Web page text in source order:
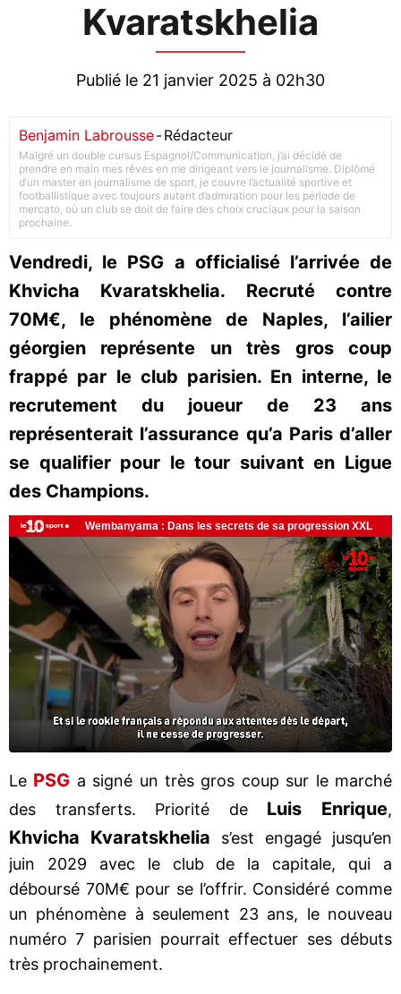
Kvaratskhelia
Publié le 21 janvier 2025 à 02h30
Benjamin Labrousse-Rédacteur
Malgré un double cursus Espagnol/Communication, j’ai décidé de
prendre en main mes rêves en me dirigeant vers le journalisme. Diplômé
d’un master en journalisme de sport, je couvre l’actualité sportive et
footballistique avec toujours autant d’admiration pour les période de
mercato, où un club se doit de faire des choix cruciaux pour la saison
prochaine.
Vendredi, le PSG a officialisé l’arrivée de
Khvicha Kvaratskhelia. Recruté contre
70M€, le phénomène de Naples, l’ailier
géorgien représente un très gros coup
frappé par le club parisien. En interne, le
recrutement du joueur de 23 ans
représenterait l’assurance qu’a Paris d’aller
se qualifier pour le tour suivant en Ligue
des Champions.
Le PSG a signé un très gros coup sur le marché
des transferts. Priorité de Luis Enrique,
Khvicha Kvaratskhelia s’est engagé jusqu’en
juin 2029 avec le club de la capitale, qui a
déboursé 70M€ pour se l’offrir. Considéré comme
un phénomène à seulement 23 ans, le nouveau
numéro 7 parisien pourrait effectuer ses débuts
très prochainement.